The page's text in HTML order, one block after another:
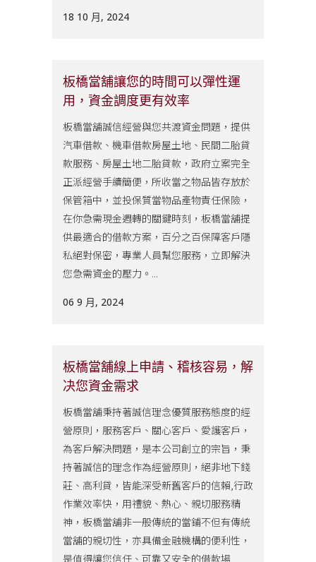
18 10 月, 2024
板橋當舖讓您的時間可以彈性運
用，資金調度更有效率
板橋當舖誠信經營與您共渡資金問題，提供
汽車借款、機車借款房屋土地、民間二胎貸
款服務、房屋土地二胎貸款，政府立案完全
正派經營手續簡便，所收當之物品皆存放於
保管箱中，並投保質當物品產物責任保險，
在你急需現金週轉的關鍵時刻，板橋當舖提
供最適合的借款方案，百分之百保障客戶隱
私絕對保密，專業人員幫您服務，立即解決
您急需資金的壓力。...
06 9 月, 2024
板橋當舖線上申請、稽核容易，解
决您資金需求
板橋當舖秉持著誠信理念優質服務態度的經
營原則，服務客戶、關心客戶、愛護客戶，
為客戶解決問題，是本公司創立的宗旨，秉
持著誠信的理念作為經營原則，絕非地下錢
莊、高利貸，皆能深受新舊客戶的信賴,行政
作業效率快，用禮貌、熱心、親切服務精
神，板橋當舖非一般傳統的當鋪不但有傳統
當舖的親切性，亦具備金融機構的便利性，
是值得讓您信任、可靠又安全的借款場